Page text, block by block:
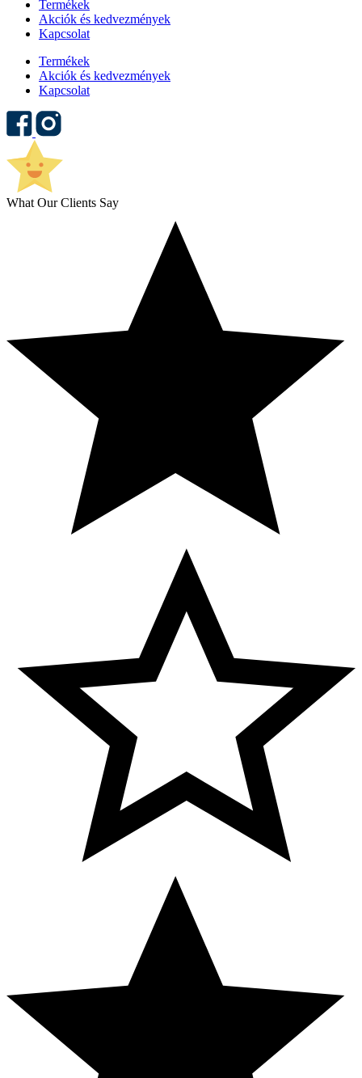
Termékek
Akciók és kedvezmények
Kapcsolat
Termékek
Akciók és kedvezmények
Kapcsolat
What Our Clients Say